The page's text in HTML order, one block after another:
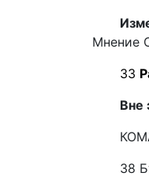
Мнение
33
Вне
38